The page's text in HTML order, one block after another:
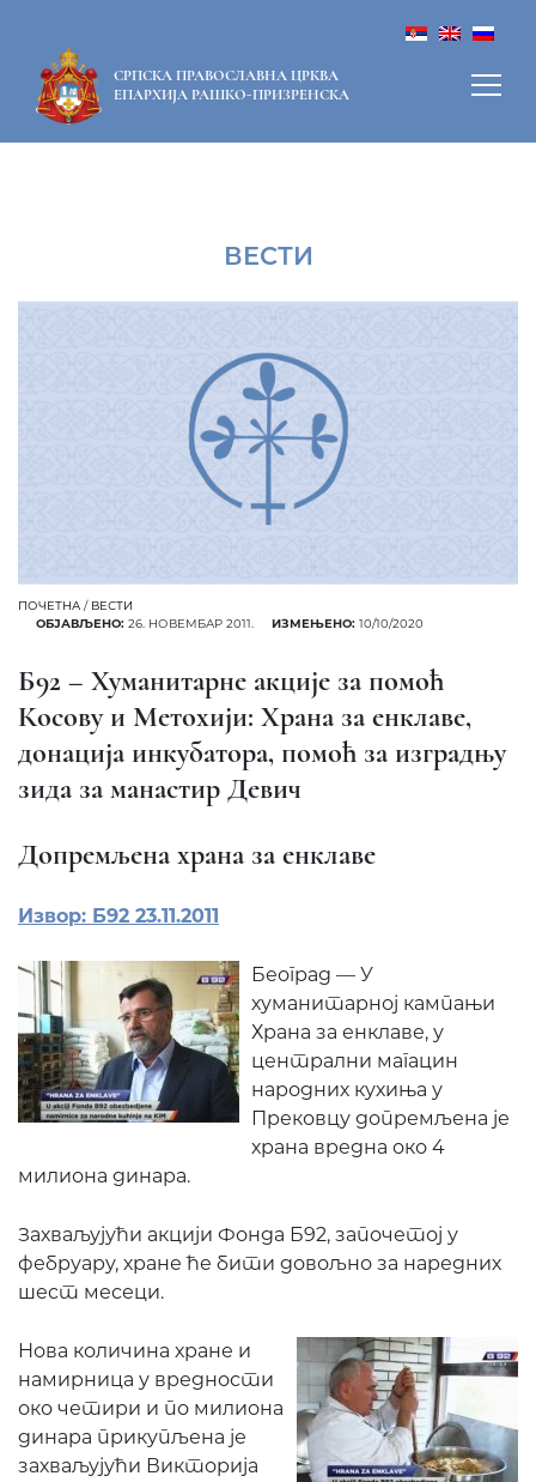
СРПСКА ПРАВОСЛАВНА ЦРКВА
ЕПАРХИЈА РАШКО-ПРИЗРЕНСКА
ВЕСТИ
ПОЧЕТНА / ВЕСТИ
ОБЈАВЉЕНО: 26. НОВЕМБАР 2011. ИЗМЕЊЕНО: 10/10/2020
Б92 – Хуманитарне акције за помоћ
Косову и Метохији: Храна за енклаве,
донација инкубатора, помоћ за изградњу
зида за манастир Девич
Допремљена храна за енклаве
Извор: Б92 23.11.2011
Београд — У
хуманитарној кампањи
Храна за енклаве, у
централни магацин
народних кухиња у
Прековцу допремљена је
храна вредна око 4
милиона динара.
Захваљујући акцији Фонда Б92, започетој у
фебруару, хране ће бити довољно за наредних
шест месеци.
Нова количина хране и
намирница у вредности
око четири и по милиона
динара прикупљена је
захваљујући Викторија